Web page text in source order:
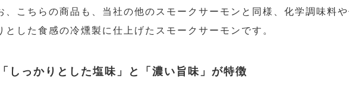
、こちらの商品も、当社の他のスモークサーモンと同様、化学調味料
とした食感の冷燻製に仕上げたスモークサーモンです。
しっかりとした塩味」と「濃い旨味」が特徴